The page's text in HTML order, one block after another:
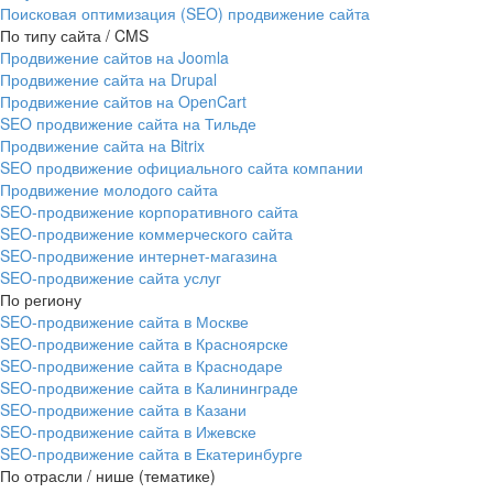
Поисковая оптимизация (SEO) продвижение сайта
По типу сайта / CMS
Продвижение сайтов на Joomla
Продвижение сайта на Drupal
Продвижение сайтов на OpenCart
SEO продвижение сайта на Тильде
Продвижение сайта на Bitrix
SEO продвижение официального сайта компании
Продвижение молодого сайта
SEO-продвижение корпоративного сайта
SEO-продвижение коммерческого сайта
SEO-продвижение интернет-магазина
SEO‑продвижение сайта услуг
По региону
SEO-продвижение сайта в Москве
SEO-продвижение сайта в Красноярске
SEO-продвижение сайта в Краснодаре
SEO-продвижение сайта в Калининграде
SEO-продвижение сайта в Казани
SEO-продвижение сайта в Ижевске
SEO-продвижение сайта в Екатеринбурге
По отрасли / нише (тематике)